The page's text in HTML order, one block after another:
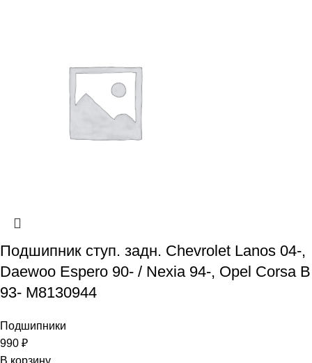
Подшипник ступ. задн. Chevrolet Lanos 04-,
Daewoo Espero 90- / Nexia 94-, Opel Corsa B
93- M8130944
Подшипники
990 ₽
В корзину